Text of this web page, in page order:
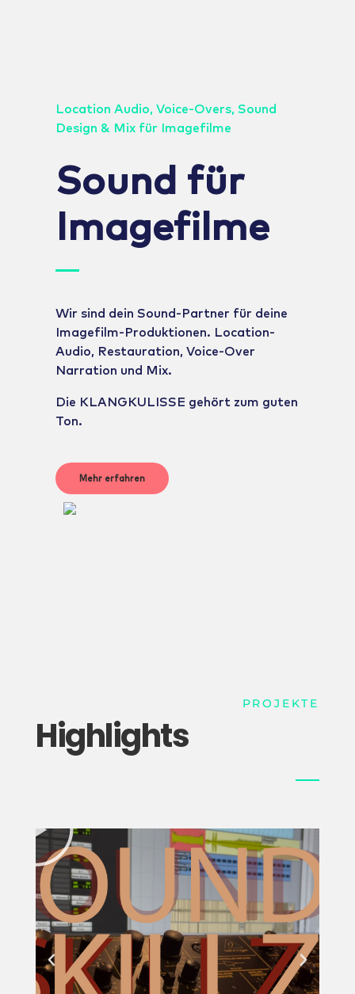
Location Audio, Voice-Overs, Sound
Design & Mix für Imagefilme
Sound für
Imagefilme
Wir sind dein Sound-Partner für deine
Imagefilm-Produktionen. Location-
Audio, Restauration, Voice-Over
Narration und Mix.
Die KLANGKULISSE gehört zum guten
Ton.
Mehr erfahren
PROJEKTE
Highlights